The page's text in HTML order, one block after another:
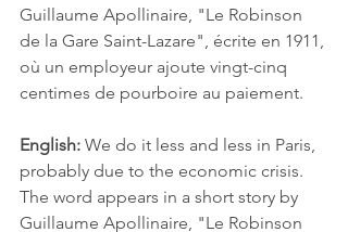
Guillaume Apollinaire, "Le Robinson
de la Gare Saint-Lazare", écrite en 1911,
où un employeur ajoute vingt-cinq
centimes de pourboire au paiement.
English: We do it less and less in Paris,
probably due to the economic crisis.
The word appears in a short story by
Guillaume Apollinaire, "Le Robinson